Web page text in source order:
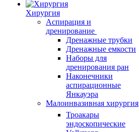
Хирургия
Аспирация и
дренирование
Дренажные трубки
Дренажные емкости
Наборы для
дренирования ран
Наконечники
аспирационные
Янкауэра
Малоинвазивная хирургия
Троакары
эндоскопические